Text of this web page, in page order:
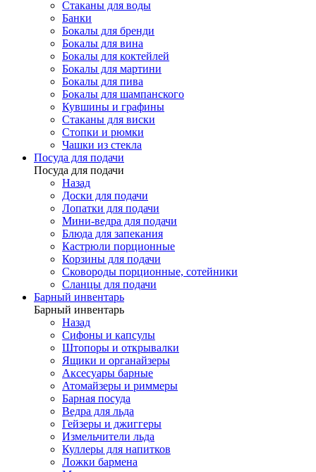
Стаканы для воды
Банки
Бокалы для бренди
Бокалы для вина
Бокалы для коктейлей
Бокалы для мартини
Бокалы для пива
Бокалы для шампанского
Кувшины и графины
Стаканы для виски
Стопки и рюмки
Чашки из стекла
Посуда для подачи
Посуда для подачи
Назад
Доски для подачи
Лопатки для подачи
Мини-ведра для подачи
Блюда для запекания
Кастрюли порционные
Корзины для подачи
Сковороды порционные, сотейники
Сланцы для подачи
Барный инвентарь
Барный инвентарь
Назад
Сифоны и капсулы
Штопоры и открывалки
Ящики и органайзеры
Аксесуары барные
Атомайзеры и риммеры
Барная посуда
Ведра для льда
Гейзеры и джиггеры
Измельчители льда
Куллеры для напитков
Ложки бармена